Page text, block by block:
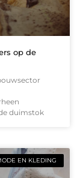
op de
duimstok
EN KLEDING